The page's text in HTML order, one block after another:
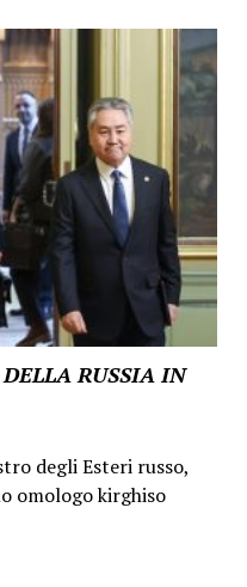
RUSSIA IN
degli Esteri russo,
omologo kirghiso